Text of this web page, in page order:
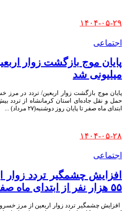
by
۱۴۰۴-۰۵-۲۹
اجتماعی
پایان موج بازگشت زوار
میلیونی شد
پایان موج بازگشت زوار اربعین/ تردد در
حمل و نقل جاده‌ای استان کرمانشاه از تردد
ابتدای ماه صفر تا پایان روز دوشنبه(۲۷ مرداد)
...
by
۱۴۰۴-۰۵-۲۸
اجتماعی
افزایش چشمگیر تردد
۵۵ هزار نفر از ابتدای ماه صفر عبور کردند